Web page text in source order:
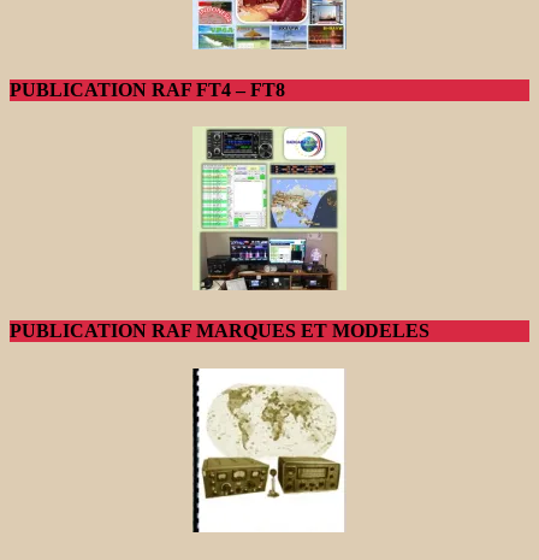
PUBLICATION RAF FT4 – FT8
PUBLICATION RAF MARQUES ET MODELES